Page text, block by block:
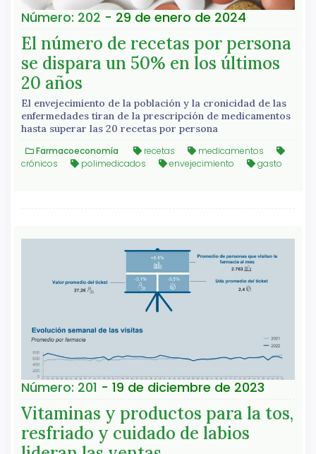
Número: 202 - 29 de enero de 2024
El número de recetas por persona
se dispara un 50% en los últimos
20 años
El envejecimiento de la población y la cronicidad de las
enfermedades tiran de la prescripción de medicamentos
hasta superar las 20 recetas por persona
Farmacoeconomía recetas
medicamentos
crónicos
polimedicados envejecimiento gasto
Número: 201 - 19 de diciembre de 2023
Vitaminas y productos para la tos,
resfriado y cuidado de labios